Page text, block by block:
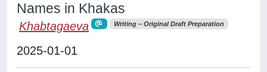
Names in Khakas
Khabtagaeva Writing – Original Draft Preparation
2025-01-01